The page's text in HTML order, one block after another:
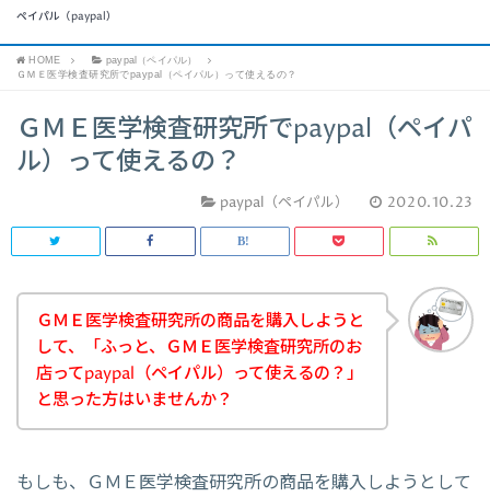
ペイパル（paypal）
HOME
paypal（ペイパル）
ＧＭＥ医学検査研究所でpaypal（ペイパル）って使えるの？
ＧＭＥ医学検査研究所でpaypal（ペイパ
ル）って使えるの？
paypal（ペイパル） 2020.10.23
ＧＭＥ医学検査研究所の商品を購入しようと
して、「ふっと、ＧＭＥ医学検査研究所のお
店ってpaypal（ペイパル）って使えるの？」
と思った方はいませんか？
もしも、ＧＭＥ医学検査研究所の商品を購入しようとして